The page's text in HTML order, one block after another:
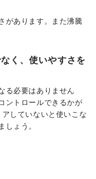
があります。また沸騰
く、使いやすさを
る必要はありません
ントロールできるかが
していないと使いこな
ょう。